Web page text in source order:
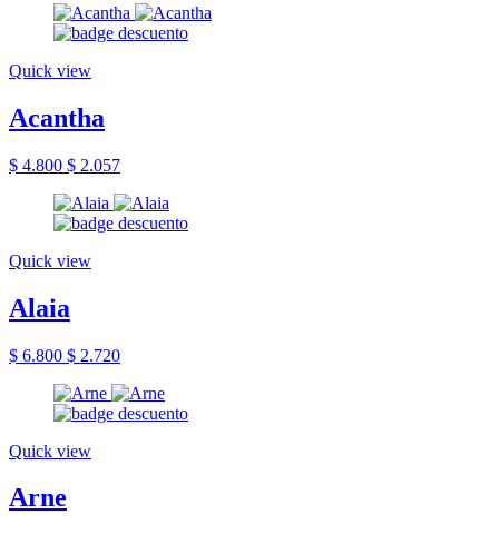
Quick view
Acantha
$ 4.800 $ 2.057
Quick view
Alaia
$ 6.800 $ 2.720
Quick view
Arne